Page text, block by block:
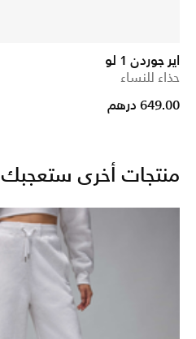
اير جوردن 1 لو
حذاء للنساء
649.00 درهم
منتجات أخرى ستعجبك